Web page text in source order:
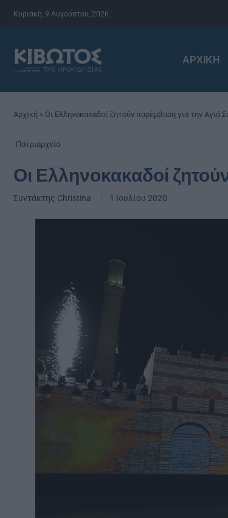
Κυριακή, 9 Αυγούστου, 2026
ΑΡΧΙΚΉ
Αρχική » Οι Ελληνοκακαδοί ζητούν παρέμβαση για την Αγιά
Πατριαρχεία
Οι Ελληνοκακαδοί
Συντάκτης Christina 1 Ιουλίου 2020